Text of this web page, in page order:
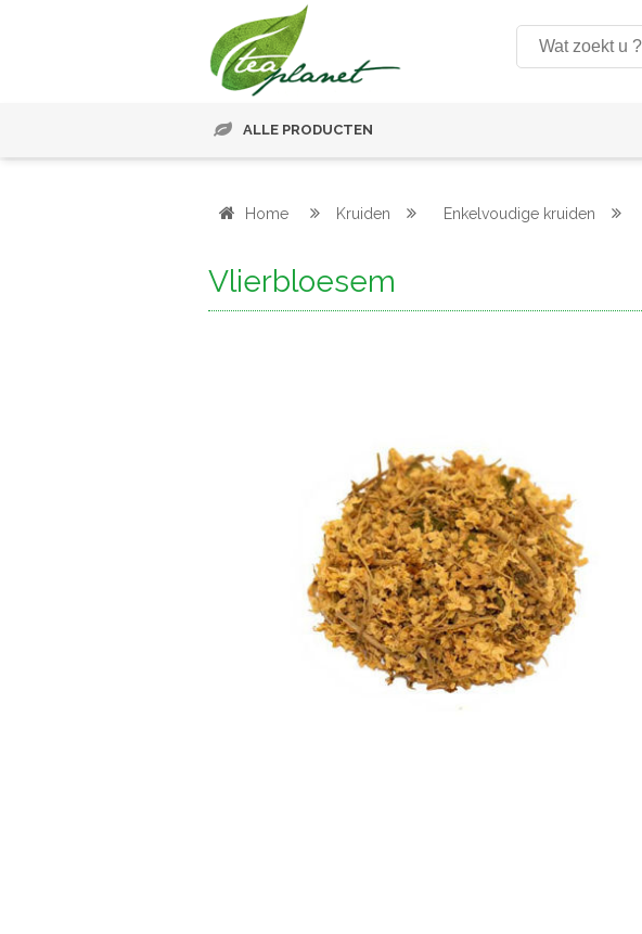
ALLE PRODUCTEN
Home Kruiden Enkelvoudige kruiden
Vlierbloesem